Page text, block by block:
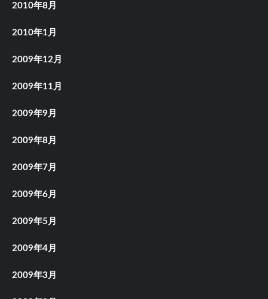
2010年8月
2010年1月
2009年12月
2009年11月
2009年9月
2009年8月
2009年7月
2009年6月
2009年5月
2009年4月
2009年3月